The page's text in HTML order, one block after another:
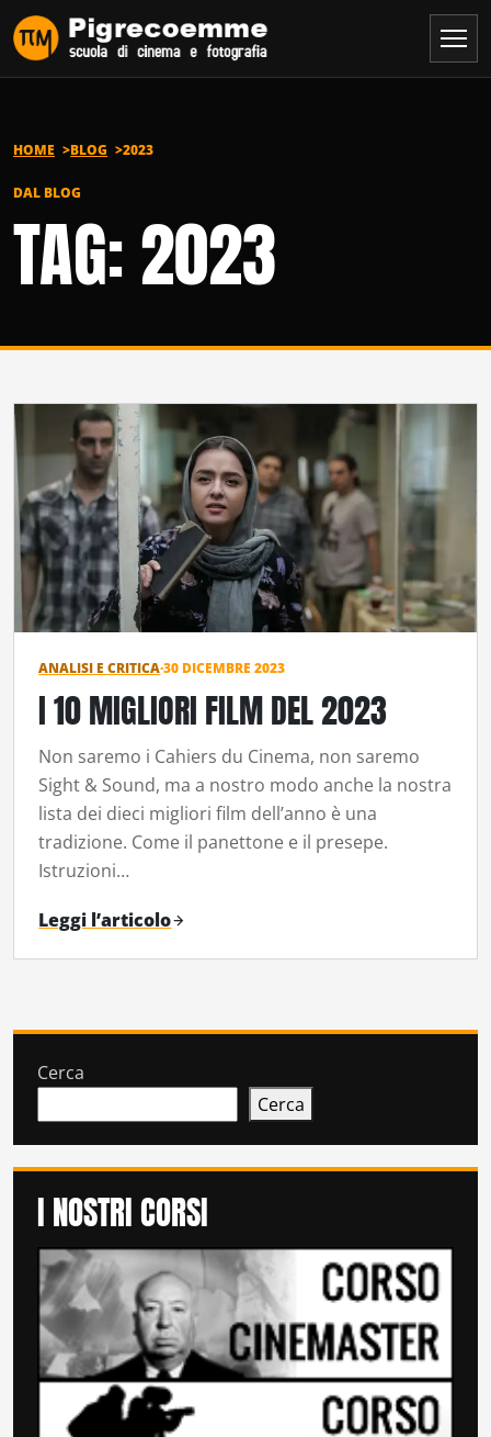
Vai al contenuto
HOME BLOG 2023
DAL BLOG
TAG: 2023
ANALISI E CRITICA·30 DICEMBRE 2023
I 10 MIGLIORI FILM DEL 2023
Non saremo i Cahiers du Cinema, non saremo
Sight & Sound, ma a nostro modo anche la nostra
lista dei dieci migliori film dell’anno è una
tradizione. Come il panettone e il presepe.
Istruzioni…
Leggi l’articolo
Cerca
Cerca
I NOSTRI CORSI